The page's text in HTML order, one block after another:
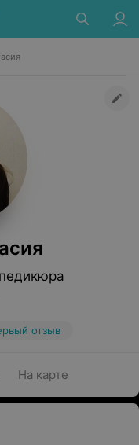
отзыв
На карте